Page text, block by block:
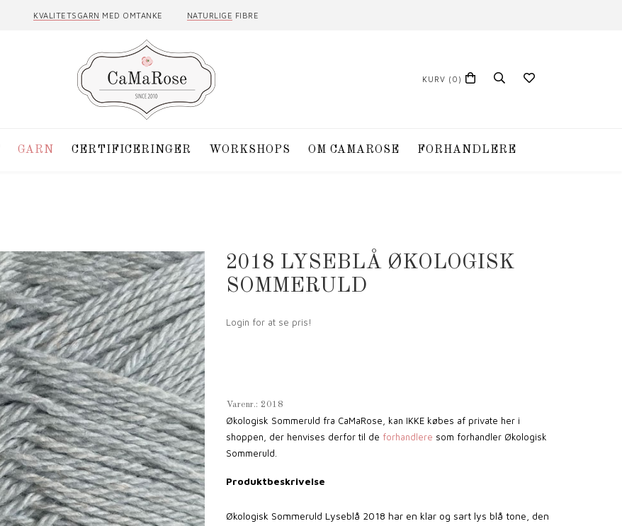
KVALITETSGARN MED OMTANKE NATURLIGE FIBRE
KURV (0)
GARN CERTIFICERINGER WORKSHOPS OM CAMAROSE FORHANDLERE
2018 LYSEBLÅ ØKOLOGISK
SOMMERULD
Login for at se pris!
Varenr.: 2018
Økologisk Sommeruld fra CaMaRose, kan IKKE købes af private her i
shoppen, der henvises derfor til de forhandlere som forhandler Økologisk
Sommeruld.
Produktbeskrivelse
Økologisk Sommeruld Lyseblå 2018 har en klar og sart lys blå tone, den